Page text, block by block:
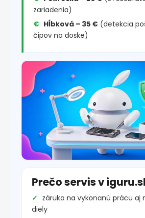
zariadenia)
Hĺbková – 35 € (detekcia
čipov na doske)
Prečo servis v
záruka na vykonanú prácu aj
diely